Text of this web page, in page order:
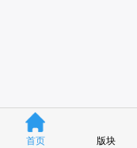
首页 版块